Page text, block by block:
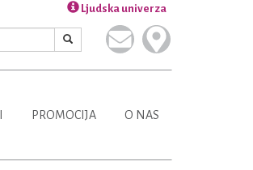
Ljudska univerza
PROMOCIJA O NAS